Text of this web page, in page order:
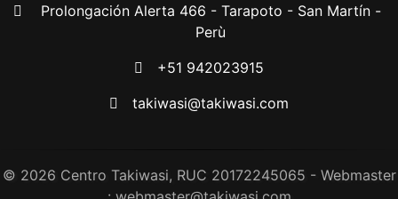
Prolongación Alerta 466 - Tarapoto - San Martín -
Perù
+51 942023915
takiwasi@takiwasi.com
© 2026 Centro Takiwasi, RUC 20172245065 - Webmaster